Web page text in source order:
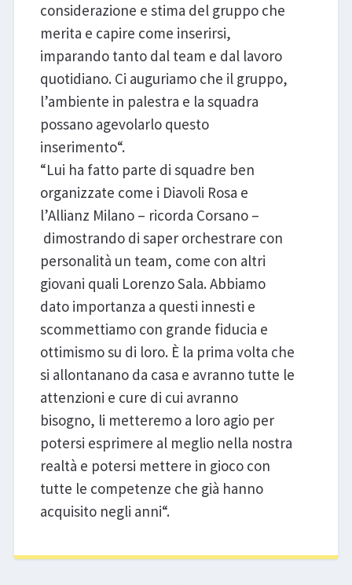
considerazione e stima del gruppo che
merita e capire come inserirsi,
imparando tanto dal team e dal lavoro
quotidiano. Ci auguriamo che il gruppo,
l’ambiente in palestra e la squadra
possano agevolarlo questo
inserimento“.
“Lui ha fatto parte di squadre ben
organizzate come i Diavoli Rosa e
l’Allianz Milano – ricorda Corsano –
dimostrando di saper orchestrare con
personalità un team, come con altri
giovani quali Lorenzo Sala. Abbiamo
dato importanza a questi innesti e
scommettiamo con grande fiducia e
ottimismo su di loro. È la prima volta che
si allontanano da casa e avranno tutte le
attenzioni e cure di cui avranno
bisogno, li metteremo a loro agio per
potersi esprimere al meglio nella nostra
realtà e potersi mettere in gioco con
tutte le competenze che già hanno
acquisito negli anni“.